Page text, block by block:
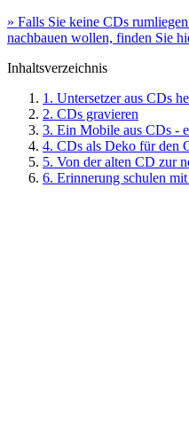
» Falls Sie keine CDs
nachbauen wollen, finden Sie
Inhaltsverzeichnis
1. Untersetzer aus CDs
2. CDs gravieren
3. Ein Mobile aus CDs -
4. CDs als Deko für den
5. Von der alten CD zur
6. Erinnerung schulen